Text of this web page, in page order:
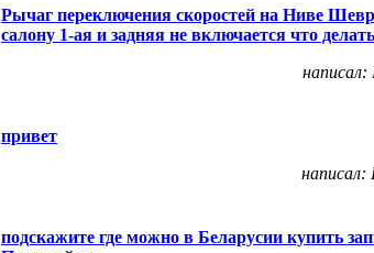
Рычаг переключения скоростей на Ниве
салону 1-ая и задняя не включается что
написал:
привет
написал:
подскажите где можно в Беларусии купить